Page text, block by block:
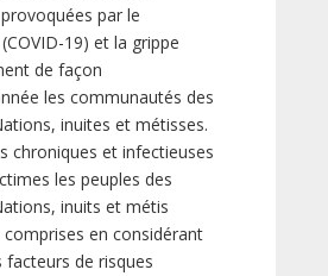
par le
19) et la grippe
de façon
les communautés des
inuites et métisses.
chroniques et infectieuses
les peuples des
inuits et métis
en considérant
facteurs de risques